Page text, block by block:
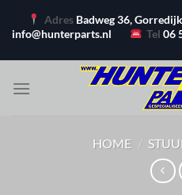
naar
Adres Badweg 36, Gorredijk
info@hunterparts.nl
Tel06
HOME /